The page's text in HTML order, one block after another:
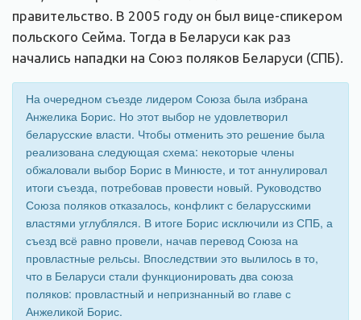
правительство. В 2005 году он был вице-спикером
польского Сейма. Тогда в Беларуси как раз
начались нападки на Союз поляков Беларуси (СПБ).
На очередном съезде лидером Союза была избрана
Анжелика Борис. Но этот выбор не удовлетворил
беларусские власти. Чтобы отменить это решение была
реализована следующая схема: некоторые члены
обжаловали выбор Борис в Минюсте, и тот аннулировал
итоги съезда, потребовав провести новый. Руководство
Союза поляков отказалось, конфликт с беларусскими
властями углублялся. В итоге Борис исключили из СПБ, а
съезд всё равно провели, начав перевод Союза на
провластные рельсы. Впоследствии это вылилось в то,
что в Беларуси стали функционировать два союза
поляков: провластный и непризнанный во главе с
Анжеликой Борис.